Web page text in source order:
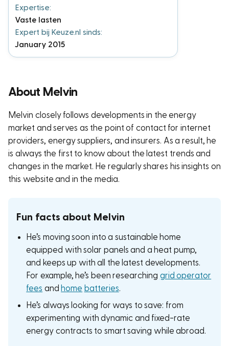
About Melvin
Melvin closely follows developments in the energy
market and serves as the point of contact for internet
providers, energy suppliers, and insurers. As a result, he
is always the first to know about the latest trends and
changes in the market. He regularly shares his insights on
this website and in the media.
Fun facts about Melvin
He’s moving soon into a sustainable home
equipped with solar panels and a heat pump,
and keeps up with all the latest developments.
For example, he’s been researching grid operator
fees and home batteries.
He’s always looking for ways to save: from
experimenting with dynamic and fixed-rate
energy contracts to smart saving while abroad.
Expertise:
Vaste lasten
Expert bij Keuze.nl sinds:
January 2015